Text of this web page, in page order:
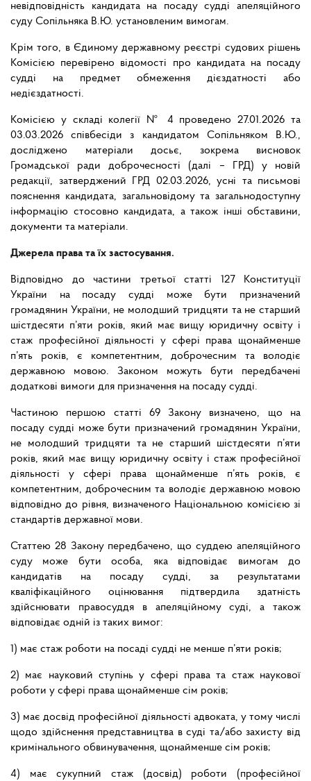
невідповідність кандидата на посаду судді апеляційного
суду Сопільняка В.Ю. установленим вимогам.
Крім того, в Єдиному державному реєстрі судових рішень
Комісією перевірено відомості про кандидата на посаду
судді на предмет обмеження дієздатності або
недієздатності.
Комісією у складі колегії № 4 проведено 27.01.2026 та
03.03.2026 співбесіди з кандидатом Сопільняком В.Ю.,
досліджено матеріали досьє, зокрема висновок
Громадської ради доброчесності (далі – ГРД) у новій
редакції, затверджений ГРД 02.03.2026, усні та письмові
пояснення кандидата, загальновідому та загальнодоступну
інформацію стосовно кандидата, а також інші обставини,
документи та матеріали.
Джерела права та їх застосування.
Відповідно до частини третьої статті 127 Конституції
України на посаду судді може бути призначений
громадянин України, не молодший тридцяти та не старший
шістдесяти п’яти років, який має вищу юридичну освіту і
стаж професійної діяльності у сфері права щонайменше
п’ять років, є компетентним, доброчесним та володіє
державною мовою. Законом можуть бути передбачені
додаткові вимоги для призначення на посаду судді.
Частиною першою статті 69 Закону визначено, що на
посаду судді може бути призначений громадянин України,
не молодший тридцяти та не старший шістдесяти п’яти
років, який має вищу юридичну освіту і стаж професійної
діяльності у сфері права щонайменше п’ять років, є
компетентним, доброчесним та володіє державною мовою
відповідно до рівня, визначеного Національною комісією зі
стандартів державної мови.
Статтею 28 Закону передбачено, що суддею апеляційного
суду може бути особа, яка відповідає вимогам до
кандидатів на посаду судді, за результатами
кваліфікаційного оцінювання підтвердила здатність
здійснювати правосуддя в апеляційному суді, а також
відповідає одній із таких вимог:
1) має стаж роботи на посаді судді не менше п’яти років;
2) має науковий ступінь у сфері права та стаж наукової
роботи у сфері права щонайменше сім років;
3) має досвід професійної діяльності адвоката, у тому числі
щодо здійснення представництва в суді та/або захисту від
кримінального обвинувачення, щонайменше сім років;
4) має сукупний стаж (досвід) роботи (професійної